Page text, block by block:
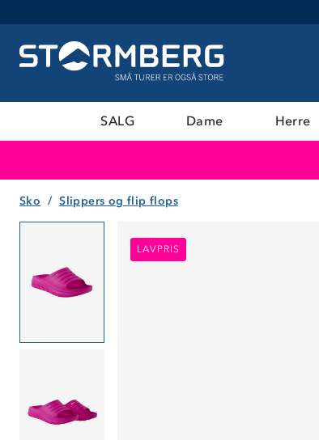
SALG Dame Herre
Sko Slippers og flip flops
LAVPRIS
LAVPRIS